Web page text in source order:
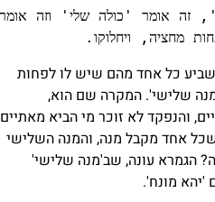
מחציה, ויחלוקו.
כל אחד מהם שיש לו לפחות
שלישי'. המקרה שם הוא,
והנפקד לא זוכר מי הביא מאתיים
אחד מקבל מנה, והמנה השלישי
הגמרא עונה, שב'מנה שלישי'
'יהא מונח'.